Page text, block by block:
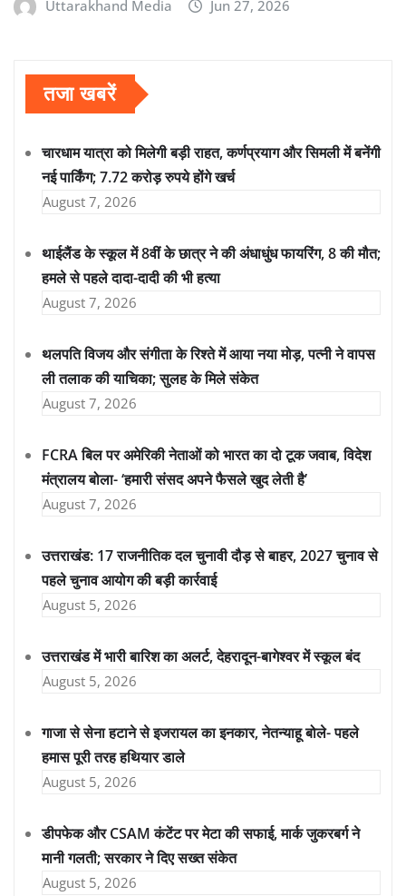
Uttarakhand Media Jun 27, 2026
तजा खबरें
चारधाम यात्रा को मिलेगी बड़ी राहत, कर्णप्रयाग और सिमली में बनेंगी
नई पार्किंग; 7.72 करोड़ रुपये होंगे खर्च
August 7, 2026
थाईलैंड के स्कूल में 8वीं के छात्र ने की अंधाधुंध फायरिंग, 8 की मौत;
हमले से पहले दादा-दादी की भी हत्या
August 7, 2026
थलपति विजय और संगीता के रिश्ते में आया नया मोड़, पत्नी ने वापस
ली तलाक की याचिका; सुलह के मिले संकेत
August 7, 2026
FCRA बिल पर अमेरिकी नेताओं को भारत का दो टूक जवाब, विदेश
मंत्रालय बोला- ‘हमारी संसद अपने फैसले खुद लेती है’
August 7, 2026
उत्तराखंड: 17 राजनीतिक दल चुनावी दौड़ से बाहर, 2027 चुनाव से
पहले चुनाव आयोग की बड़ी कार्रवाई
August 5, 2026
उत्तराखंड में भारी बारिश का अलर्ट, देहरादून-बागेश्वर में स्कूल बंद
August 5, 2026
गाजा से सेना हटाने से इजरायल का इनकार, नेतन्याहू बोले- पहले
हमास पूरी तरह हथियार डाले
August 5, 2026
डीपफेक और CSAM कंटेंट पर मेटा की सफाई, मार्क जुकरबर्ग ने
मानी गलती; सरकार ने दिए सख्त संकेत
August 5, 2026